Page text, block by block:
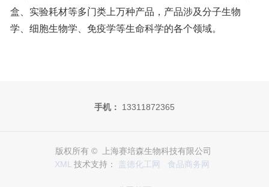
盒、实验耗材等多门类上万种产品，产品涉及分子生物
学、细胞生物学、免疫学等生命科学的各个领域。
手机： 13311872365
版权所有 © 上海赛培森生物科技有限公司
XML 技术支持： 盖德化工网 食品商务网